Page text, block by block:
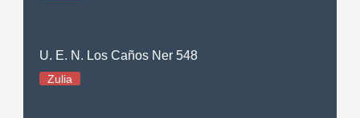
U. E. N. Los Caños Ner 548
Zulia